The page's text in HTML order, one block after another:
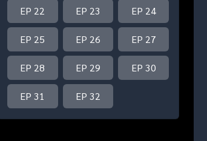
EP 22 EP 23 EP 24
EP 25 EP 26 EP 27
EP 28 EP 29 EP 30
EP 31 EP 32